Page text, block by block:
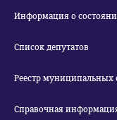
Информация о
Список депутатов
Реестр
Справочная